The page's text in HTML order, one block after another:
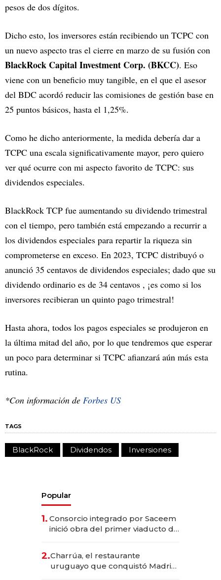
pesos de dos dígitos.
Dicho esto, los inversores están recibiendo un TCPC con
un nuevo aspecto tras el cierre en marzo de su fusión con
BlackRock Capital Investment Corp. (BKCC). Eso
viene con un beneficio muy tangible, en el que el asesor
del BDC acordó reducir las comisiones de gestión base en
25 puntos básicos, hasta el 1,25%.
Como he dicho anteriormente, la medida debería dar a
TCPC una escala significativamente mayor, pero quiero
ver qué ocurre con mi aspecto favorito de TCPC: sus
dividendos especiales.
BlackRock TCP fue aumentando su dividendo trimestral
con el tiempo, pero también está empezando a recurrir a
los dividendos especiales para repartir la riqueza sin
comprometerse en exceso. En 2023, TCPC distribuyó o
anunció 35 centavos de dividendos especiales; dado que su
dividendo ordinario es de 34 centavos , ¡es como si los
inversores recibieran un quinto pago trimestral!
Hasta ahora, todos los pagos especiales se produjeron en
la última mitad del año, por lo que tendremos que esperar
un poco para determinar si TCPC afianzará aún más esta
rutina.
*Con información de Forbes US
TAGS
BlackRock Dividendos Inversiones
Popular
1. Consorcio integrado por Saceem
inició obra del primer viaducto de
millones
2.Charrúa, el restaurante
uruguayo que conquistó Madrid: